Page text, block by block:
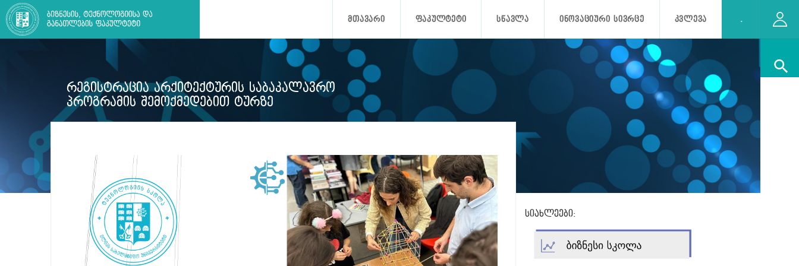
ᲛᲗᲐᲕᲐᲠᲘ ᲤᲐᲙᲣᲚᲢᲔᲢᲘ ᲡᲬᲐᲕᲚᲐ ᲘᲜᲝᲕᲐᲪᲘᲣᲠᲘ ᲡᲘᲕᲠᲪᲔ ᲙᲕᲚᲔᲕᲐ .
ᲠᲔᲒᲘᲡᲢᲠᲐᲪᲘᲐ ᲐᲠᲥᲘᲢᲔᲥᲢᲣᲠᲘᲡ ᲡᲐᲑᲐᲙᲐᲚᲐᲕᲠᲝ
ᲞᲠᲝᲒᲠᲐᲛᲘᲡ ᲨᲔᲛᲝᲥᲛᲔᲓᲔᲑᲘᲗ ᲢᲣᲠᲖᲔ
სიახლეები: